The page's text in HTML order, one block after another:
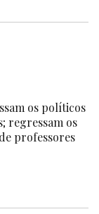
os políticos
regressam os
professores